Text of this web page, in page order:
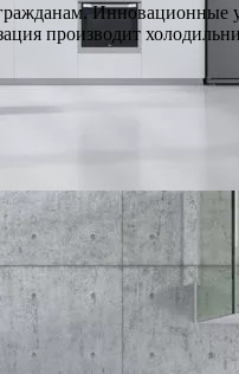
Инновационные
производит